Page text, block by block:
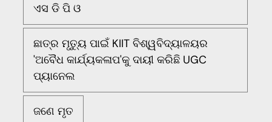
ଏସ ଡି ପି ଓ
ଛାତ୍ର ମୃତ୍ୟୁ ପାଇଁ KIIT ବିଶ୍ୱବିଦ୍ୟାଳୟର
'ଅବୈଧ କାର୍ଯ୍ୟକଳାପ'କୁ ଦାୟୀ କରିଛି UGC
ପ୍ୟାନେଲ
ଜଣେ ମୃତ